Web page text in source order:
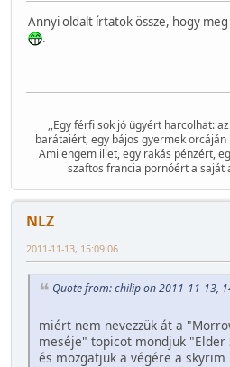
Annyi oldalt írtatok össze, hogy
.
,,Egy férfi sok jó ügyért harcolhat:
barátaiért, egy bájos gyermek
Ami engem illet, egy rakás pénzért,
szaftos francia pornóért a saját
NLZ
2011-11-13, 15:09:06
Quote from: chilip on 2011-11-13,
miért nem nevezzük át a
meséje" topicot mondjuk
és mozgatjuk a végére a skyrim